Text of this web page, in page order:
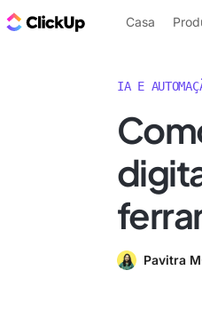
ClickUp Blogue
Casa
IA E
Pavitra M